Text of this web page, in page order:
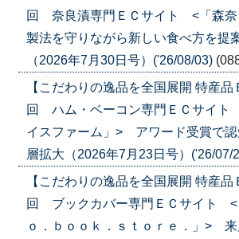
回 奈良漬専門ＥＣサイト <「森
製法を守りながら新しい食べ方を提
（2026年7月30日号）('26/08/03)
【こだわりの逸品を全国展開 特産品
回 ハム・ベーコン専門ＥＣサイト
イスファーム」> アワード受賞で認
層拡大（2026年7月23日号）('26/07/
【こだわりの逸品を全国展開 特産品
回 ブックカバー専門ＥＣサイト <
ｏ．ｂｏｏｋ．ｓｔｏｒｅ．」>